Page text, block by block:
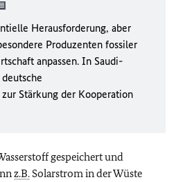
Herausforderung, aber
Produzenten fossiler
anpassen. In Saudi-
Stärkung der Kooperation
gespeichert und
z.B. Solarstrom in der Wüste